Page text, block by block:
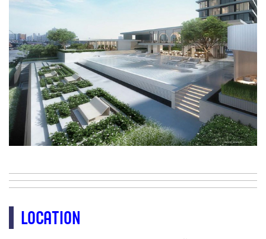
LOCATION